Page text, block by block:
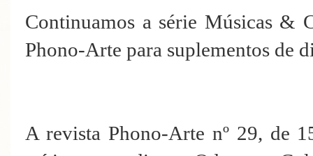
Continuamos a série Músicas &
Phono-Arte para suplementos de
A revista Phono-Arte nº 29, de